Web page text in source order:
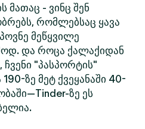
მათაც - ვინც შენ
რომლებსაც ყავა
მეწყვილე
და როცა ქალაქიდან
"პასპორტის"
ზე მეტ ქვეყანაში 40-
ზე ეს